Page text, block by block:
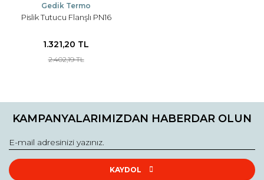
Gedik Termo
Pislik Tutucu Flanşlı PN16
1.321,20 TL
2.402,19 TL
KAMPANYALARIMIZDAN HABERDAR OLUN
KAYDOL